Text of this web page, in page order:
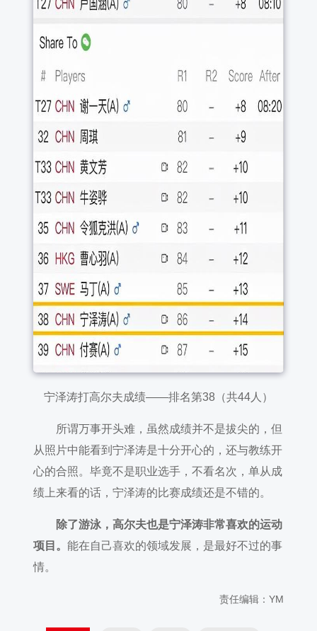
宁泽涛打高尔夫成绩——排名第38（共44人）
所谓万事开头难，虽然成绩并不是拔尖的，但
从照片中能看到宁泽涛是十分开心的，还与教练开
心的合照。毕竟不是职业选手，不看名次，单从成
绩上来看的话，宁泽涛的比赛成绩还是不错的。
除了游泳，高尔夫也是宁泽涛非常喜欢的运动
项目。 能在自己喜欢的领域发展，是最好不过的事
情。
责任编辑：YM